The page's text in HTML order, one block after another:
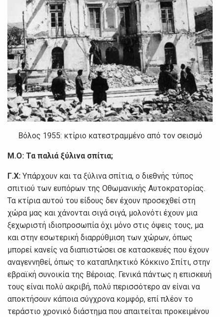
Βόλος 1955: κτίριο κατεστραμμένο από τον σεισμό
Μ.Ο: Τα παλιά ξύλινα σπίτια;
Γ.Χ: Υπάρχουν και τα ξύλινα σπίτια, ο διεθνής τύπος
σπιτιού των ευπόρων της Οθωμανικής Αυτοκρατορίας.
Τα κτίρια αυτού του είδους δεν έχουν προσεχθεί στη
χώρα μας και χάνονται σιγά σιγά, μολονότι έχουν μια
ξεχωριστή ιδιοπροσωπία όχι μόνο στις όψεις τους, μα
και στην εσωτερική διαρρύθμιση των χώρων, όπως
μπορεί κανείς να διαπιστώσει σε κατασκευές που έχουν
αναγεννηθεί, όπως το καταπληκτικό Κόκκινο Σπίτι, στην
εβραϊκή συνοικία της Βέροιας. Γενικά πάντως η επισκευή
τους είναι πολύ ακριβή, πολύ περισσότερο αν είναι να
αποκτήσουν κάποια σύγχρονα κομφόρ, επί πλέον το
τεράστιο χρονικό διάστημα που απαιτείται προκειμένου